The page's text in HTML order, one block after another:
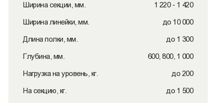
Ширина секции, мм. 1 220 - 1 420
Ширина линейки, мм. до 10 000
Длина полки, мм. до 1 300
Глубина, мм. 600, 800, 1 000
Нагрузка на уровень, кг. до 200
На секцию, кг. до 1 500